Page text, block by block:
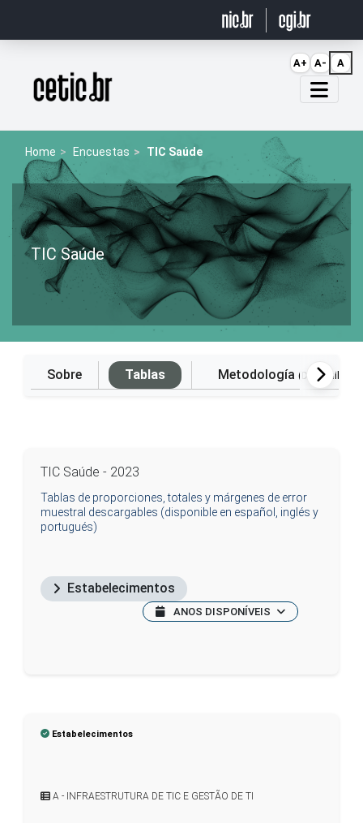
Página inicial
Home Encuestas TIC Saúde
TIC Saúde
Sobre Tablas Metodología (Disponible
TIC Saúde - 2023
Tablas de proporciones, totales y márgenes de error
muestral descargables (disponible en español, inglés y
portugués)
Estabelecimentos
ANOS DISPONÍVEIS
Estabelecimentos
A - INFRAESTRUTURA DE TIC E GESTÃO DE TI
A+ A- A